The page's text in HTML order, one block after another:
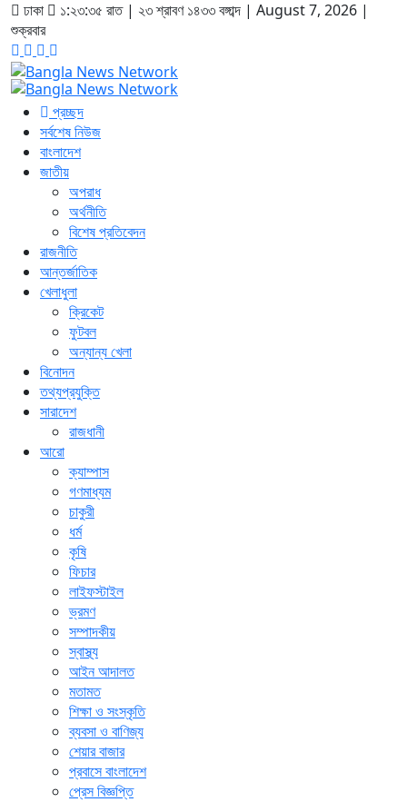
ঢাকা ১:২৩:৩৫ রাত| ২৩ শ্রাবণ ১৪৩৩ বঙ্গাব্দ | August 7, 2026 |
শুক্রবার
প্রচ্ছদ
সর্বশেষ নিউজ
বাংলাদেশ
জাতীয়
অপরাধ
অর্থনীতি
বিশেষ প্রতিবেদন
রাজনীতি
আন্তর্জাতিক
খেলাধুলা
ক্রিকেট
ফুটবল
অন্যান্য খেলা
বিনোদন
তথ্যপ্রযুক্তি
সারাদেশ
রাজধানী
আরো
ক্যাম্পাস
গণমাধ্যম
চাকুরী
ধর্ম
কৃষি
ফিচার
লাইফস্টাইল
ভ্রমণ
সম্পাদকীয়
স্বাস্থ্য
আইন আদালত
মতামত
শিক্ষা ও সংস্কৃতি
ব্যবসা ও বাণিজ্য
শেয়ার বাজার
প্রবাসে বাংলাদেশ
প্রেস বিজ্ঞপ্তি